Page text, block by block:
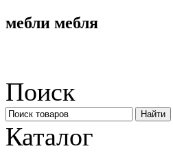
мебли мебля
Поиск
Каталог